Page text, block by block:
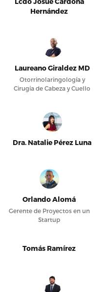
Hernández
Laureano Giraldez MD
Otorrinolaringología y
Cirugía de Cabeza y Cuello
Dra. Natalie Pérez Luna
Orlando Alomá
Gerente de Proyectos en un
Startup
Tomás Ramírez